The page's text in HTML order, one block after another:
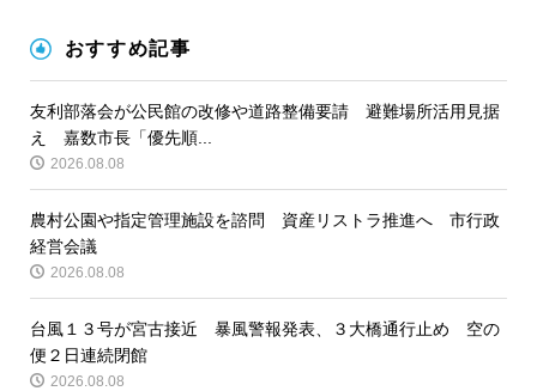
おすすめ記事
友利部落会が公民館の改修や道路整備要請 避難場所活用見据
え 嘉数市長「優先順...
2026.08.08
農村公園や指定管理施設を諮問 資産リストラ推進へ 市行政
経営会議
2026.08.08
台風１３号が宮古接近 暴風警報発表、３大橋通行止め 空の
便２日連続閉館
2026.08.08